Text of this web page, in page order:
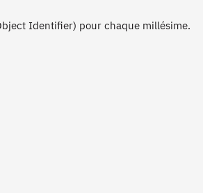
Identifier) pour chaque millésime.